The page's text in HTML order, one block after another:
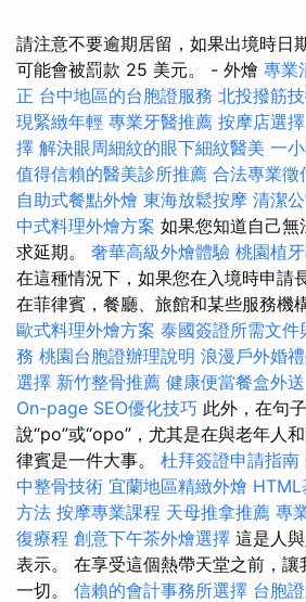
請注意不要逾期居留，如果出境時日
可能會被罰款 25 美元。 - 外燴 專業
正 台中地區的台胞證服務 北投撥筋
現緊緻年輕 專業牙醫推薦 按摩店選擇
擇 解決眼周細紋的眼下細紋醫美 一
值得信賴的醫美診所推薦 合法專業徵
自助式餐點外燴 東海放鬆按摩 清潔
中式料理外燴方案 如果您知道自己
求延期。 奢華高級外燴體驗 桃園植
在這種情況下，如果您在入境時申請
在菲律賓，餐廳、旅館和某些服務機
歐式料理外燴方案 泰國簽證所需文件
務 桃園台胞證辦理說明 浪漫戶外婚
選擇 新竹整骨推薦 健康便當餐盒外送
On-page SEO優化技巧 此外，在句
說“po”或“opo”，尤其是在與老年人
律賓是一件大事。 杜拜簽證申請指南
中整骨技術 宜蘭地區精緻外燴 HTML
方法 按摩專業課程 天母推拿推薦 專
復療程 創意下午茶外燴選擇 這是人
表示。 在享受這個熱帶天堂之前，讓
一切。 信賴的會計事務所選擇 台胞